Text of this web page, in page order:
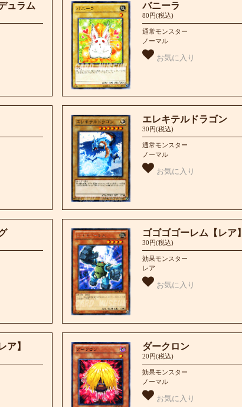
ュラム バニーラ
80円(税込)
通常モンスター
ノーマル
お気に入り
エレキテルドラゴン
30円(税込)
通常モンスター
ノーマル
お気に入り
ゴゴゴゴーレム【レア】
30円(税込)
効果モンスター
レア
お気に入り
ア】 ダークロン
20円(税込)
効果モンスター
ノーマル
お気に入り